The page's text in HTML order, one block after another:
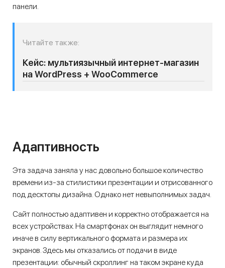
панели.
Читайте также:
Кейс: мультиязычный интернет-магазин
на WordPress + WooCommerce
Адаптивность
Эта задача заняла у нас довольно большое количество
времени из-за стилистики презентации и отрисованного
под десктопы дизайна. Однако нет невыполнимых задач.
Сайт полностью адаптивен и корректно отображается на
всех устройствах. На смартфонах он выглядит немного
иначе в силу вертикального формата и размера их
экранов. Здесь мы отказались от подачи в виде
презентации: обычный скроллинг на таком экране куда